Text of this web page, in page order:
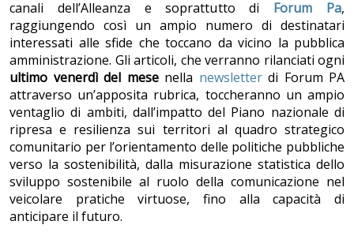
canali dell’Alleanza e soprattutto di Forum Pa,
raggiungendo così un ampio numero di destinatari
interessati alle sfide che toccano da vicino la pubblica
amministrazione. Gli articoli, che verranno rilanciati ogni
ultimo venerdì del mese nella newsletterdi Forum PA
attraverso un’apposita rubrica, toccheranno un ampio
ventaglio di ambiti, dall’impatto del Piano nazionale di
ripresa e resilienza sui territori al quadro strategico
comunitario per l’orientamento delle politiche pubbliche
verso la sostenibilità, dalla misurazione statistica dello
sviluppo sostenibile al ruolo della comunicazione nel
veicolare pratiche virtuose, fino alla capacità di
anticipare il futuro.